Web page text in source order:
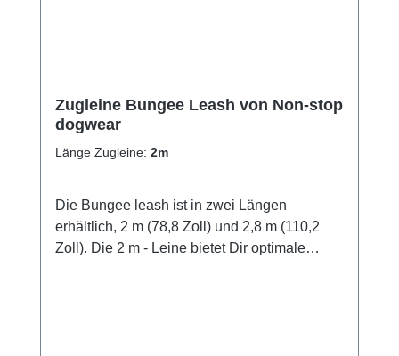
Zugleine Bungee Leash von Non-stop
dogwear
Länge Zugleine: 2m
Die Bungee leash ist in zwei Längen
erhältlich, 2 m (78,8 Zoll) und 2,8 m (110,2
Zoll). Die 2 m - Leine bietet Dir optimale